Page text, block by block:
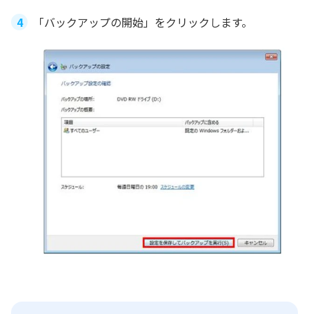
「バックアップの開始」をクリックします。